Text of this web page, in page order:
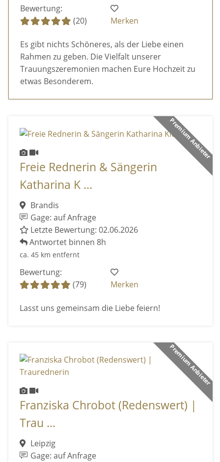
Bewertung:
(20)
Merken
Es gibt nichts Schöneres, als der Liebe einen
Rahmen zu geben. Die Vielfalt unserer
Trauungszeremonien machen Eure Hochzeit zu
etwas Besonderem.
Premium Anbieter
Freie Rednerin & Sängerin
Katharina K ...
Brandis
Gage: auf Anfrage
Letzte Bewertung: 02.06.2026
Antwortet binnen 8h
ca. 45 km entfernt
Bewertung:
(79)
Merken
Lasst uns gemeinsam die Liebe feiern!
Premium Anbieter
Franziska Chrobot (Redenswert) |
Trau ...
Leipzig
Gage: auf Anfrage